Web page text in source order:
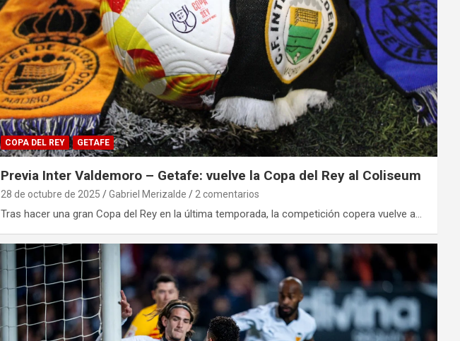
COPA DEL REY GETAFE
Previa Inter Valdemoro – Getafe: vuelve la Copa del Rey al Coliseum
28 de octubre de 2025 Gabriel Merizalde 2 comentarios
Tras hacer una gran Copa del Rey en la última temporada, la competición copera vuelve a…